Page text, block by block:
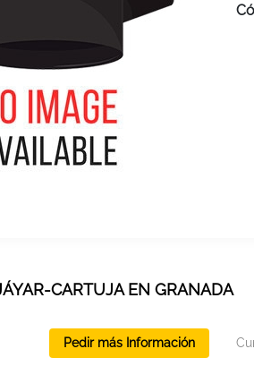
CARTUJA EN GRANADA
Pedir más Información